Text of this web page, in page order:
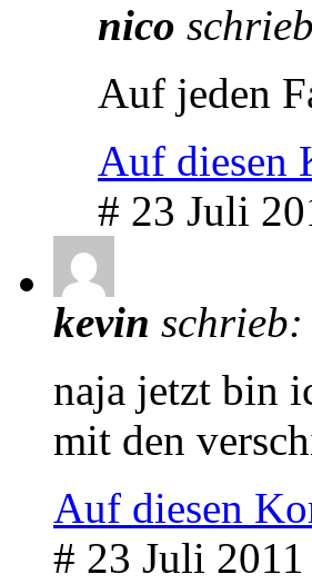
nico
Auf jeden
Auf diesen
# 23 Juli
kevin schrieb:
naja jetzt bin
mit den
Auf diesen
# 23 Juli